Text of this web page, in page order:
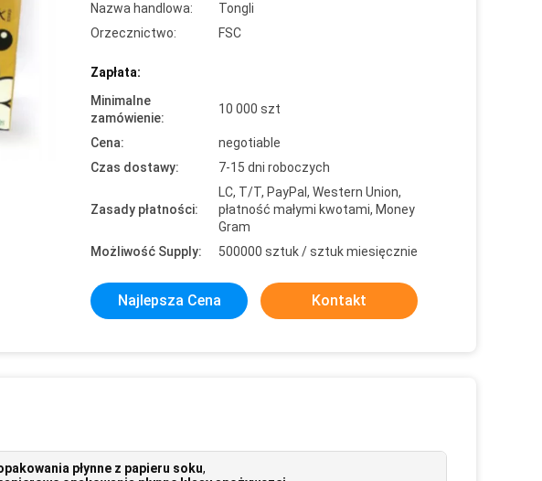
Nazwa handlowa:
Tongli
Orzecznictwo:
FSC
Zapłata:
Minimalne
zamówienie:
10 000 szt
Cena:
negotiable
Czas dostawy:
7-15 dni roboczych
Zasady płatności:
LC, T/T, PayPal, Western Union,
płatność małymi kwotami, Money
Gram
Możliwość Supply:
500000 sztuk / sztuk miesięcznie
Najlepsza Cena Kontakt
płynne z papieru soku,